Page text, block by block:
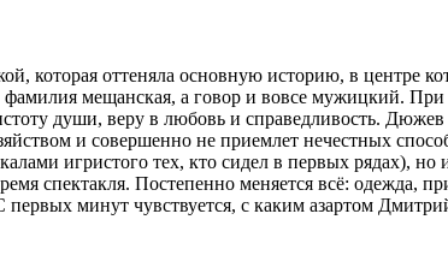
которая оттеняла основную историю, в центре
мещанская, а говор и вовсе мужицкий. При
души, веру в любовь и справедливость.
и совершенно не приемлет нечестных
игристого тех, кто сидел в первых рядах),
спектакля. Постепенно меняется всё: одежда,
минут чувствуется, с каким азартом